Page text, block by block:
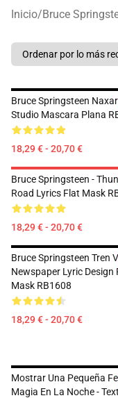
Inicio/Bruce
Bruce Springsteen
Studio Mascara Plana
18,29 € - 20,70 €
Bruce Springsteen -
Road Lyrics Flat Mask
18,29 € - 20,70 €
Bruce Springsteen Tren
Newspaper Lyric Design
Mask RB1608
18,29 € - 20,70 €
Mostrar Una Pequeña
Magia En La Noche -